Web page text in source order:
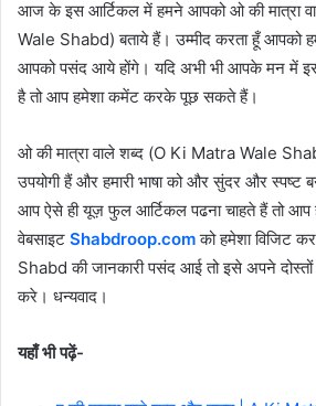
आज के इस आर्टिकल में हमने आपको ओ की मात्रा
Wale Shabd) बताये हैं। उम्मीद करता हूँ आपको
आपको पसंद आये होंगे। यदि अभी भी आपके मन में
है तो आप हमेशा कमेंट करके पूछ सकते हैं।
ओ की मात्रा वाले शब्द (O Ki Matra Wale
उपयोगी हैं और हमारी भाषा को और सुंदर और
आप ऐसे ही यूज़ फुल आर्टिकल पढना चाहते हैं तो आप
वेबसाइट Shabdroop.comको हमेशा विजिट
Shabd की जानकारी पसंद आई तो इसे अपने
करे। धन्यवाद।
यहाँ भी पढ़ें-